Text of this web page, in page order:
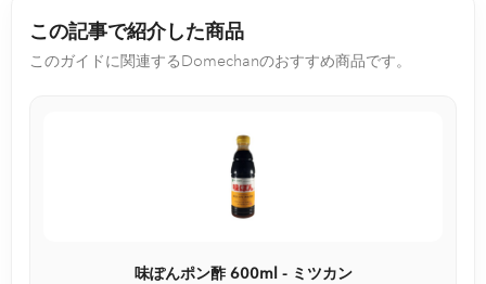
この記事で紹介した商品
このガイドに関連するDomechanのおすすめ商品です。
味ぽんポン酢 600ml - ミツカン